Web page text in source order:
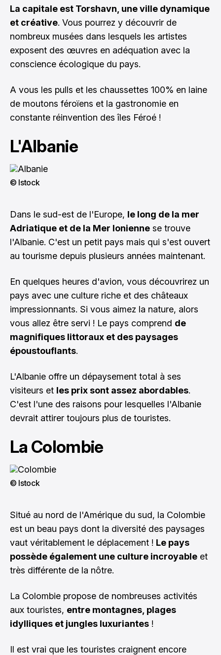
La capitale est Torshavn, une ville dynamique
et créative. Vous pourrez y découvrir de
nombreux musées dans lesquels les artistes
exposent des œuvres en adéquation avec la
conscience écologique du pays.
A vous les pulls et les chaussettes 100% en laine
de moutons féroïens et la gastronomie en
constante réinvention des îles Féroé !
L'Albanie
© Istock
Dans le sud-est de l'Europe, le long de la mer
Adriatique et de la Mer Ionienne se trouve
l'Albanie. C'est un petit pays mais qui s'est ouvert
au tourisme depuis plusieurs années maintenant.
En quelques heures d'avion, vous découvrirez un
pays avec une culture riche et des châteaux
impressionnants. Si vous aimez la nature, alors
vous allez être servi ! Le pays comprend de
magnifiques littoraux et des paysages
époustouflants.
L'Albanie offre un dépaysement total à ses
visiteurs et les prix sont assez abordables.
C'est l'une des raisons pour lesquelles l'Albanie
devrait attirer toujours plus de touristes.
La Colombie
© Istock
Situé au nord de l'Amérique du sud, la Colombie
est un beau pays dont la diversité des paysages
vaut véritablement le déplacement ! Le pays
possède également une culture incroyable et
très différente de la nôtre.
La Colombie propose de nombreuses activités
aux touristes, entre montagnes, plages
idylliques et jungles luxuriantes !
Il est vrai que les touristes craignent encore